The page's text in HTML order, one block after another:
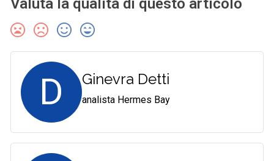
Valuta la qualità di questo articolo
D Ginevra Detti
analista Hermes Bay